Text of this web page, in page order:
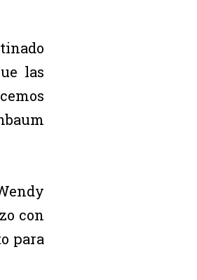
las
con
para